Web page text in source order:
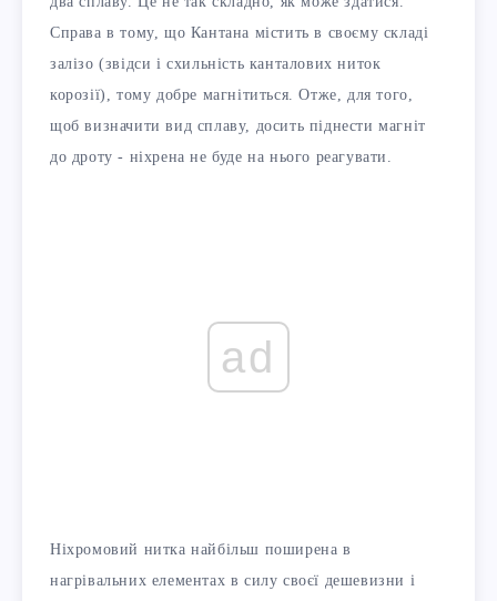
Справа в тому, що Кантана містить в своєму складі
залізо (звідси і схильність канталових ниток
корозії), тому добре магнітиться. Отже, для того,
щоб визначити вид сплаву, досить піднести магніт
до дроту - ніхрена не буде на нього реагувати.
ad
Ніхромовий нитка найбільш поширена в
нагрівальних елементах в силу своєї дешевизни і